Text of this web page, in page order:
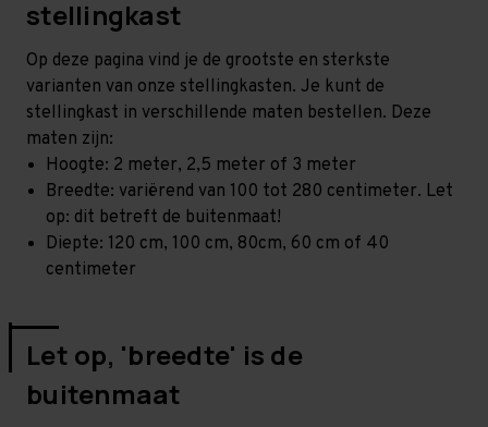
stellingkast
Op deze pagina vind je de grootste en sterkste
varianten van onze stellingkasten. Je kunt de
stellingkast in verschillende maten bestellen. Deze
maten zijn:
Hoogte: 2 meter, 2,5 meter of 3 meter
Breedte: variërend van 100 tot 280 centimeter. Let
op: dit betreft de buitenmaat!
Diepte: 120 cm, 100 cm, 80cm, 60 cm of 40
centimeter
Let op, 'breedte' is de
buitenmaat